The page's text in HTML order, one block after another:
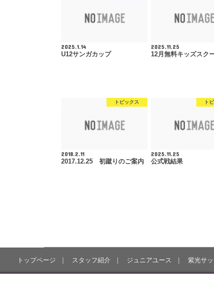
2025.1.14
U12サンガカップ
2025.11.25
12月無料キッズスク
トピックス
2018.2.11
2017.12.25 初蹴りのご案内
ト
2025.11.25
公式戦結果
トップページ スタッフ紹介 ジュニアユース 紫光サ